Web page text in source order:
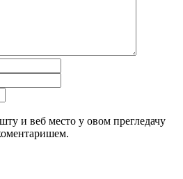
и веб место у овом прегледачу